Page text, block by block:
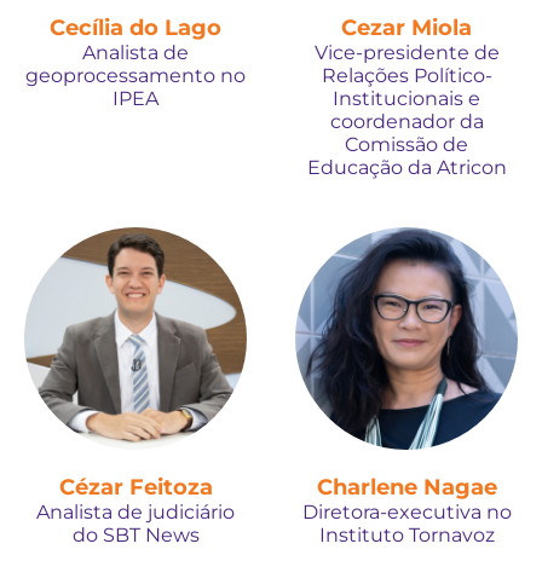
Cecília do Lago
Analista de
geoprocessamento no
IPEA
Cezar Miola
Vice-presidente de
Relações Político-
Institucionais e
coordenador da
Comissão de
Educação da Atricon
Cézar Feitoza
Analista de judiciário
do SBT News
Charlene Nagae
Diretora-executiva no
Instituto Tornavoz